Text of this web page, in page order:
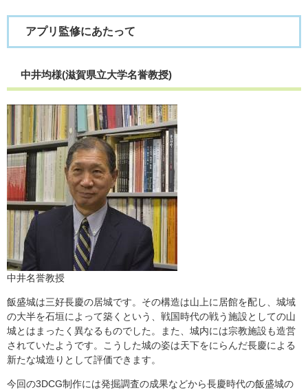
アプリ監修にあたって
中井均様(滋賀県立大学名誉教授)
​中井名誉教授
飯盛城は三好長慶の居城です。その構造は山上に居館を配し、城域
の大半を石垣によって築くという、戦国時代の戦う施設としての山
城とはまったく異なるものでした。また、城内には宗教施設も造営
されていたようです。こうした城の姿は天下をにらんだ長慶による
新たな城造りとして評価できます。
今回の3DCG制作には発掘調査の成果などから長慶時代の飯盛城の